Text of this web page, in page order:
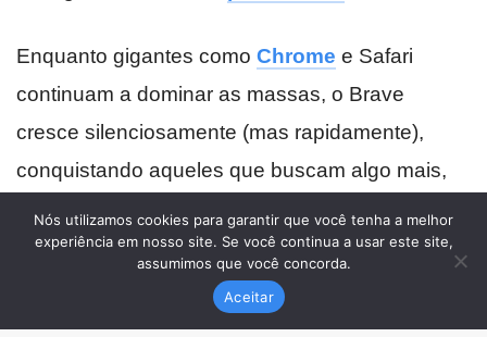
Nós utilizamos cookies para garantir que você tenha a melhor
experiência em nosso site. Se você continua a usar este site,
assumimos que você concorda.
Aceitar